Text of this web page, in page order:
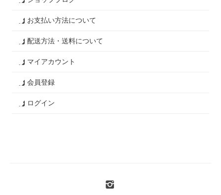
お支払い方法について
配送方法・送料について
マイアカウント
会員登録
ログイン